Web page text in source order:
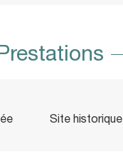
Site historique